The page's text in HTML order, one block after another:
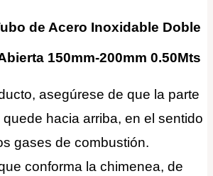
de Acero Inoxidable Doble
150mm-200mm 0.50Mts
asegúrese de que la parte
hacia arriba, en el sentido
gases de combustión.
conforma la chimenea, de